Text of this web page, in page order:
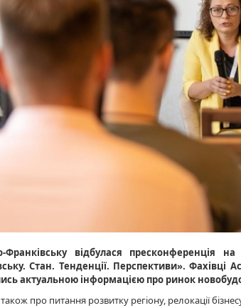
Франківську відбулася пресконференція
Стан. Тенденції. Перспективи». Фахівці
актуальною інформацією про ринок
про питання розвитку регіону, релокації